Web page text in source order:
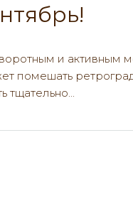
и активным
помешать